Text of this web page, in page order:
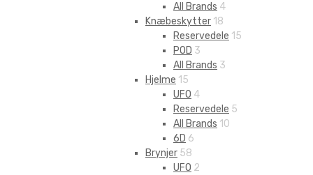
All Brands 4
Knæbeskytter 18
Reservedele 15
POD 3
All Brands 3
Hjelme 15
UFO 4
Reservedele 5
All Brands 10
6D 6
Brynjer 58
UFO 2